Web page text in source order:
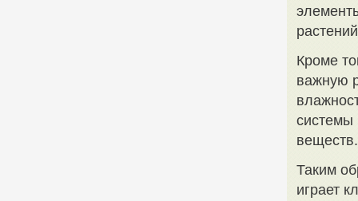
Кроме
важную
системы
веществ.
Таким
играет